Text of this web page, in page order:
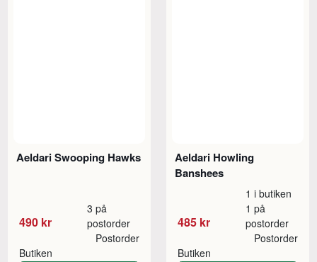
Aeldari Swooping Hawks
490 kr
3 på
postorder
Butiken
Postorder
Aeldari Howling
Banshees
485 kr
1 i butiken
1 på
postorder
Butiken
Postorder